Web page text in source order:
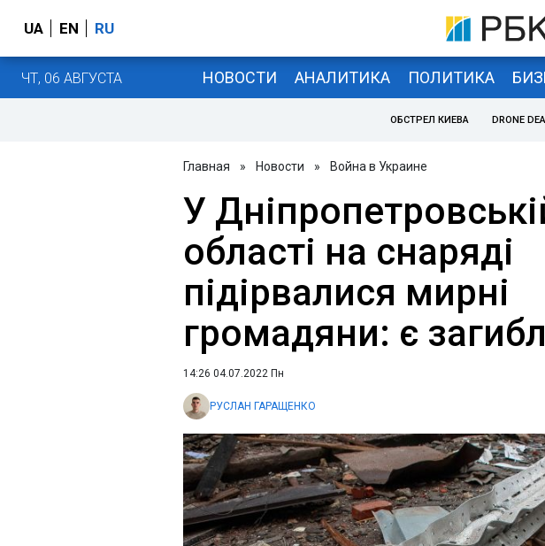
UA EN RU
ЧТ, 06 АВГУСТА НОВОСТИ АНАЛИТИКА ПОЛИТИКА
ОБСТРЕЛ КИЕВА DRONE
Главная » Новости » Война в Украине
У
області на снаряді
підірвалися мирні
громадяни: є
14:26 04.07.2022 Пн
РУСЛАН ГАРАЩЕНКО